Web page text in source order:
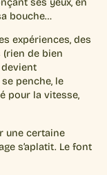
ses yeux, en
bouche…
expériences, des
de bien
devient
penche, le
pour la vitesse,
une certaine
s’aplatit. Le font